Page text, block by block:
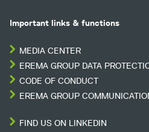
Important links & functions
MEDIA CENTER
EREMA GROUP DATA
CODE OF CONDUCT
EREMA GROUP
FIND US ON LINKEDIN